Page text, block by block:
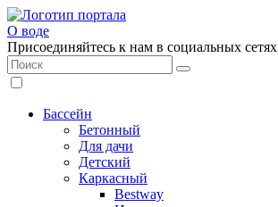
О воде
Присоединяйтесь к нам в социальных сетях
Бассейн
Бетонный
Для дачи
Детский
Каркасный
Bestway